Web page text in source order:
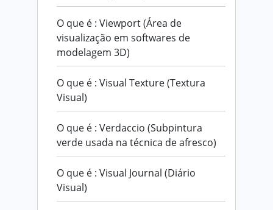
O que é : Viewport (Área de
visualização em softwares de
modelagem 3D)
O que é : Visual Texture (Textura
Visual)
O que é : Verdaccio (Subpintura
verde usada na técnica de afresco)
O que é : Visual Journal (Diário
Visual)